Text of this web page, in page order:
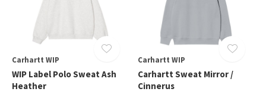
Carhartt WIP
WIP Label Polo Sweat Ash
Heather
Carhartt WIP
Carhartt Sweat Mirror /
Cinnerus